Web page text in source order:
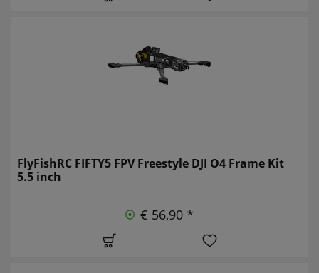
FlyFishRC FIFTY5 FPV Freestyle DJI O4 Frame Kit
5.5 inch
€ 56,90 *